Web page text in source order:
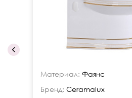
Материал: Фаянс
Бренд: Ceramalux